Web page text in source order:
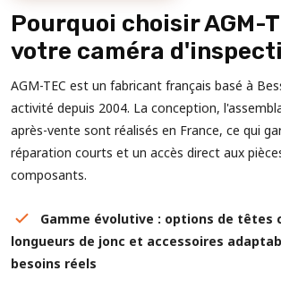
Pourquoi choisir AGM-
votre caméra
AGM-TEC est un fabricant français basé à
activité depuis 2004. La conception,
après-vente sont réalisés en France, ce qui
réparation courts et un accès direct aux
composants.
Gamme évolutive : options de têtes
longueurs de jonc et accessoires
besoins réels